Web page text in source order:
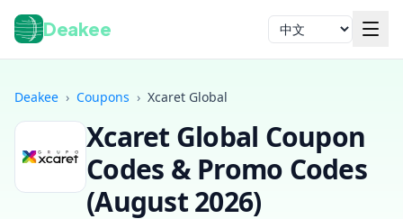
Deakee 语言
Deakee › Coupons › Xcaret Global
Xcaret Global Coupon
Codes & Promo Codes
(August 2026)